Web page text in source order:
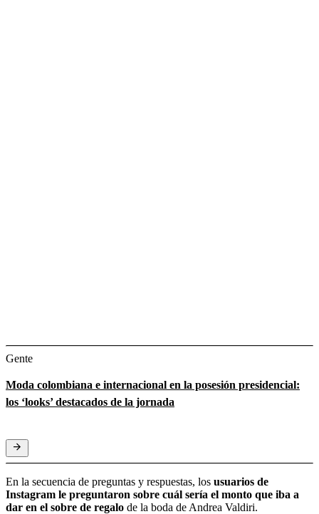
Gente
Moda colombiana e internacional en la posesión presidencial:
los ‘looks’ destacados de la jornada
En la secuencia de preguntas y respuestas, los usuarios de
Instagram le preguntaron sobre cuál sería el monto que iba a
dar en el sobre de regalo de la boda de Andrea Valdiri.